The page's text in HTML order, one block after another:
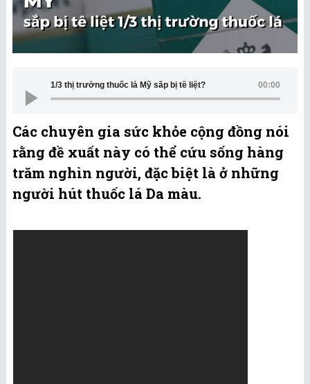
00:00
1/3 thị trường thuốc lá Mỹ sắp bị tê liệt?
Các chuyên gia sức khỏe cộng đồng nói
rằng đề xuất này có thể cứu sống hàng
trăm nghìn người, đặc biệt là ở những
người hút thuốc lá Da màu.